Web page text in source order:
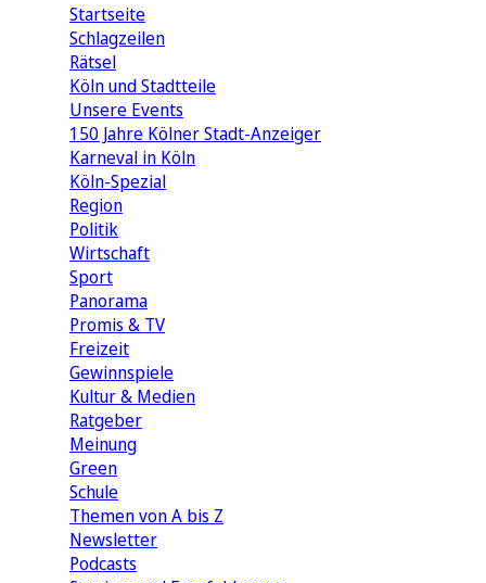
Startseite
Schlagzeilen
Rätsel
Köln und Stadtteile
Unsere Events
150 Jahre Kölner Stadt-Anzeiger
Karneval in Köln
Köln-Spezial
Region
Politik
Wirtschaft
Sport
Panorama
Promis & TV
Freizeit
Gewinnspiele
Kultur & Medien
Ratgeber
Meinung
Green
Schule
Themen von A bis Z
Newsletter
Podcasts